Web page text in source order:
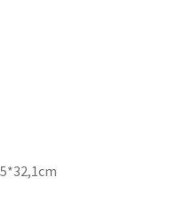
cidade em quarentena